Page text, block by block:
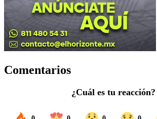
Comentarios